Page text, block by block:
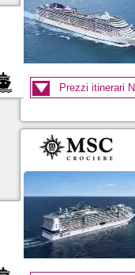
Prezzi itinerari